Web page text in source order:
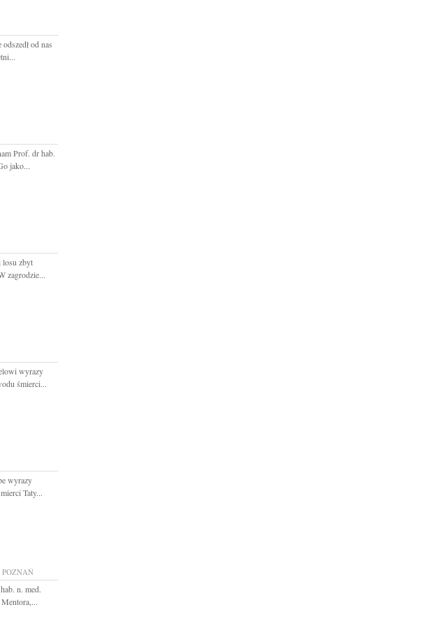
od nas
Prof. dr hab.
jako...
zbyt
zagrodzie...
wyrazy
śmierci...
wyrazy
Taty...
POZNAŃ
n. med.